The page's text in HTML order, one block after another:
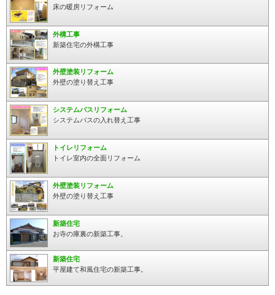
床の暖房リフォーム
外構工事
新築住宅の外構工事
外壁塗装リフォーム
外壁の塗り替え工事
システムバスリフォーム
システムバスの入れ替え工事
トイレリフォーム
トイレ室内の全面リフォーム
外壁塗装リフォーム
外壁の塗り替え工事
新築住宅
お寺の庫裏の新築工事。
新築住宅
平屋建て和風住宅の新築工事。